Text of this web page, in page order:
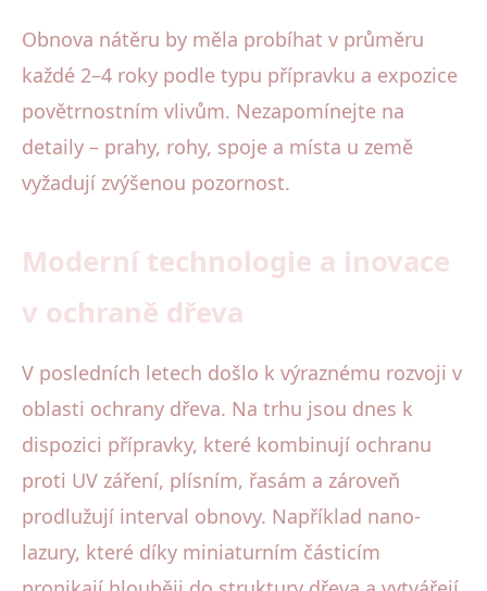
Obnova nátěru by měla probíhat v průměru
každé 2–4 roky podle typu přípravku a expozice
povětrnostním vlivům. Nezapomínejte na
detaily – prahy, rohy, spoje a místa u země
vyžadují zvýšenou pozornost.
Moderní technologie a inovace
v ochraně dřeva
V posledních letech došlo k výraznému rozvoji v
oblasti ochrany dřeva. Na trhu jsou dnes k
dispozici přípravky, které kombinují ochranu
proti UV záření, plísním, řasám a zároveň
prodlužují interval obnovy. Například nano-
lazury, které díky miniaturním částicím